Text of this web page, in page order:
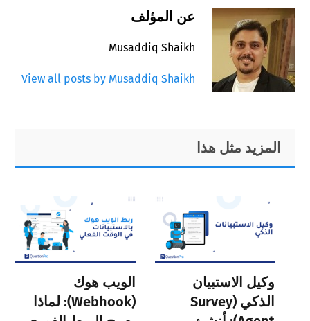
عن المؤلف
Musaddiq Shaikh
View all posts by Musaddiq Shaikh
Primary
Sidebar
Footer
المزيد مثل هذا
وكيل الاستبيان
الذكي (Survey
الويب هوك
(Webhook): لماذا